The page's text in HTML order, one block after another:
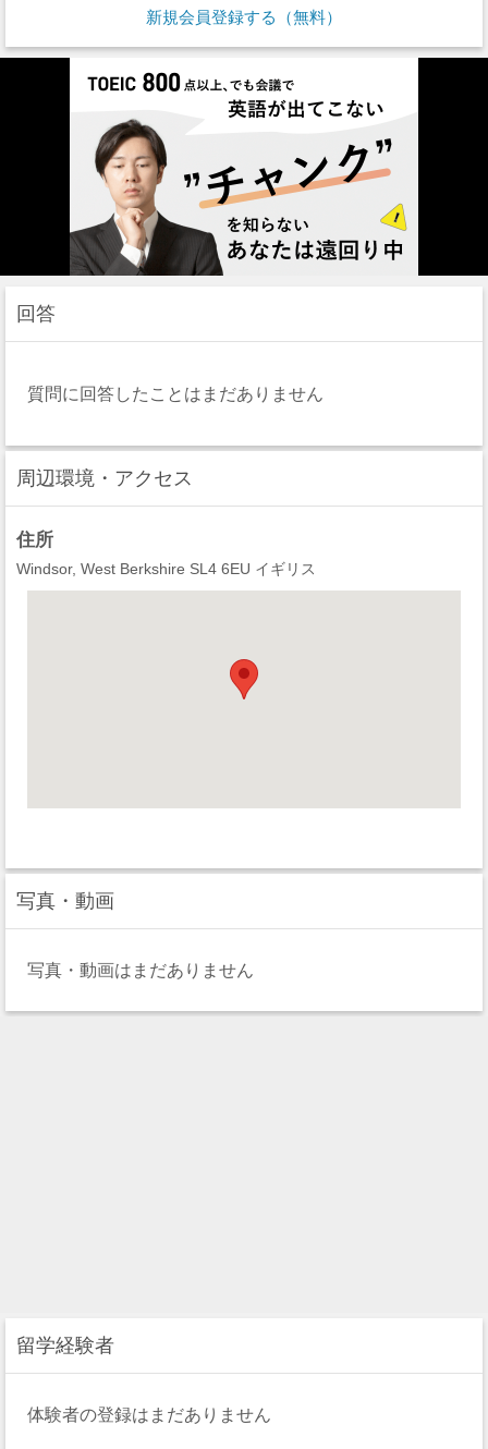
新規会員登録する（無料）
回答
質問に回答したことはまだありません
周辺環境・アクセス
住所
Windsor, West Berkshire SL4 6EU イギリス
写真・動画
写真・動画はまだありません
留学経験者
体験者の登録はまだありません